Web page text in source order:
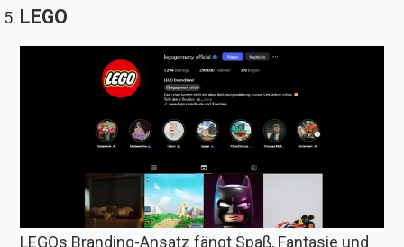
LEGO
LEGOs Branding-Ansatz fängt Spaß, Fantasie und